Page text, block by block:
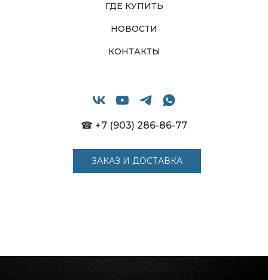
ГДЕ КУПИТЬ
НОВОСТИ
КОНТАКТЫ
☎ +7 (903) 286-86-77
ЗАКАЗ И ДОСТАВКА